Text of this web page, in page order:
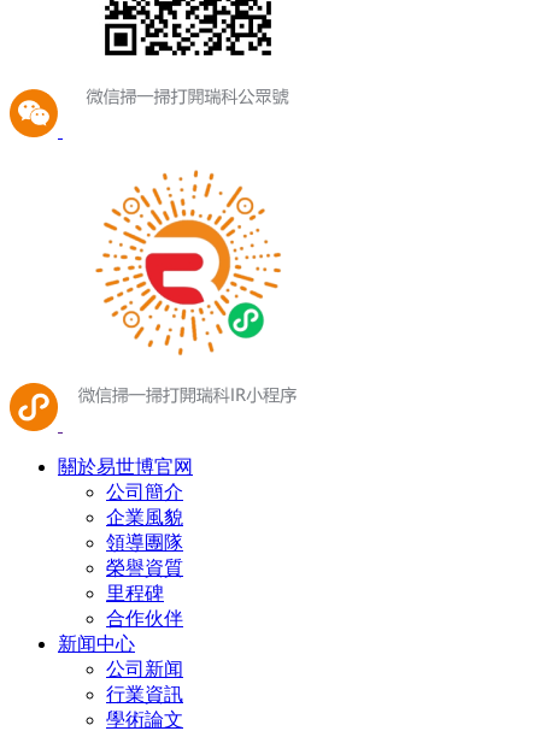
關於易世博官网
公司簡介
企業風貌
領導團隊
榮譽資質
里程碑
合作伙伴
新闻中心
公司新闻
行業資訊
學術論文